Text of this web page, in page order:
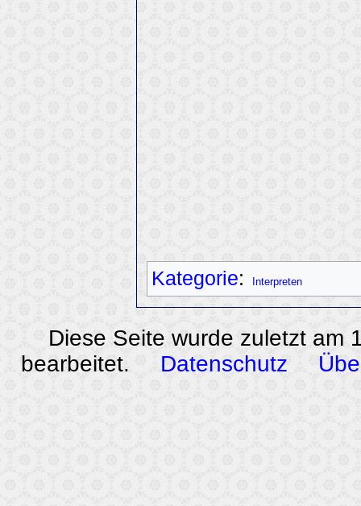
Kategorie: Interpreten
Diese Seite wurde zuletzt am
bearbeitet.
Datenschutz